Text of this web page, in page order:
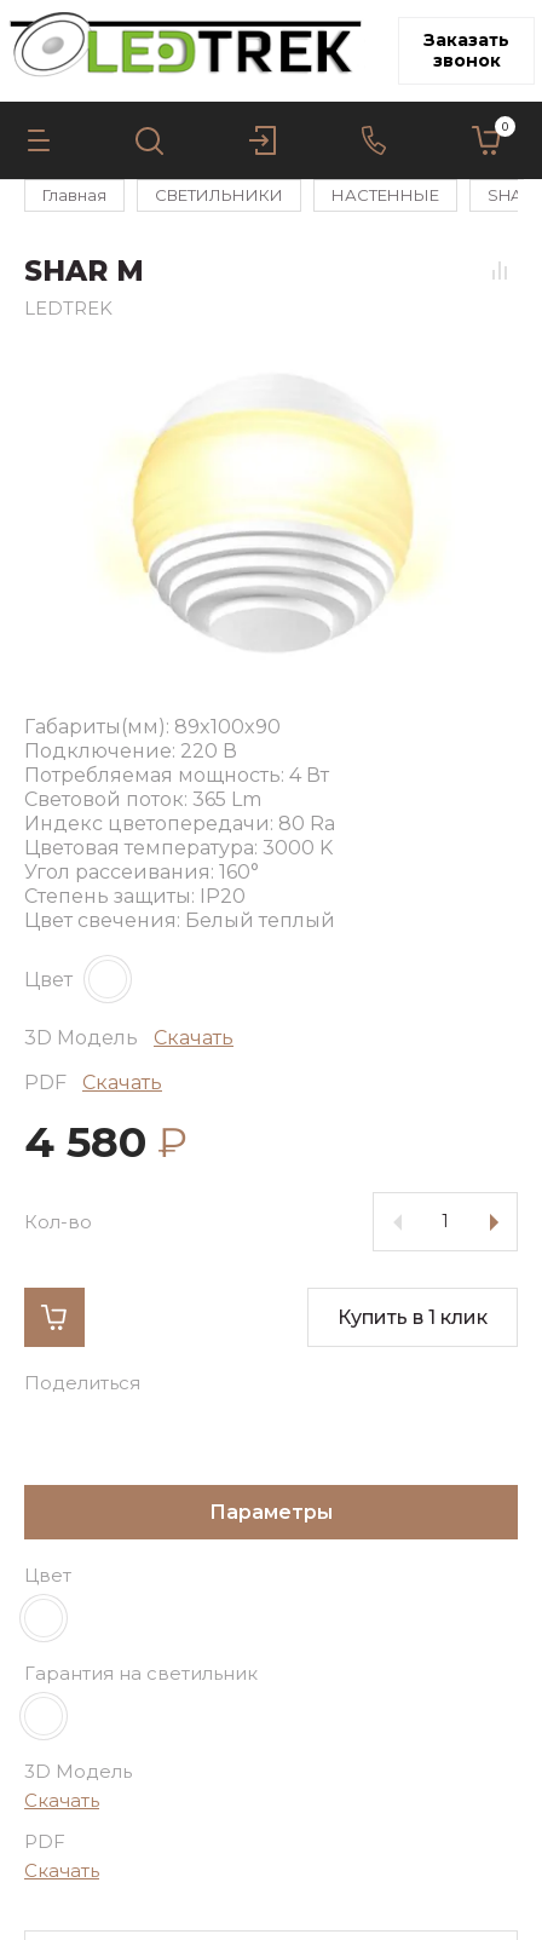
Заказать
звонок
0
Главная СВЕТИЛЬНИКИ НАСТЕННЫЕ SHAR
SHAR M
LEDTREK
Габариты(мм): 89x100x90
Подключение: 220 В
Потребляемая мощность: 4 Вт
Световой поток: 365 Lm
Индекс цветопередачи: 80 Ra
Цветовая температура: 3000 K
Угол рассеивания: 160°
Степень защиты: IP20
Цвет свечения: Белый теплый
Цвет
3D Модель
Скачать
PDF
Скачать
4 580 ₽
Кол-во
Купить в 1 клик
Поделиться
Параметры
Цвет
Гарантия на светильник
3D Модель
Скачать
PDF
Скачать